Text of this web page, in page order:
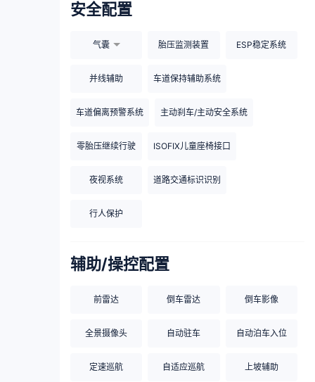
安全配置
气囊 胎压监测装置 ESP稳定系统
并线辅助 车道保持辅助系统
车道偏离预警系统 主动刹车/主动安全系统
零胎压继续行驶 ISOFIX儿童座椅接口
夜视系统 道路交通标识识别
行人保护
辅助/操控配置
前雷达 倒车雷达 倒车影像
全景摄像头 自动驻车 自动泊车入位
定速巡航 自适应巡航 上坡辅助